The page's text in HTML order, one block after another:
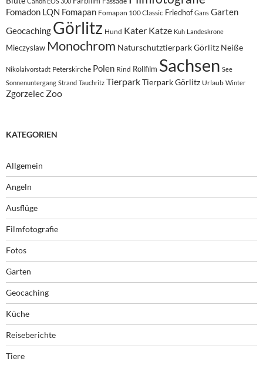
Fomadon LQN Fomapan Fomapan 100 Classic Friedhof Gans Garten
Geocaching Görlitz Hund Kater Katze Kuh Landeskrone
Mieczyslaw Monochrom Naturschutztierpark Görlitz Neiße
Nikolaivorstadt Peterskirche Polen Rind Rollfilm Sachsen See
Sonnenuntergang Strand Tauchritz TierparkTierpark Görlitz Urlaub Winter
Zgorzelec Zoo
KATEGORIEN
Allgemein
Angeln
Ausflüge
Filmfotografie
Fotos
Garten
Geocaching
Küche
Reiseberichte
Tiere